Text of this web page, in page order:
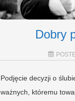
Dobry
Podjęcie decyzji o
ważnych, któremu